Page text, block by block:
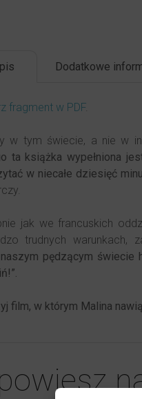
Dodatkowe
fragment w PDF.
w tym świecie, a nie w
ta książka wypełniona
w niecałe dziesięć
jak we francuskich
trudnych warunkach,
pędzącym świecie
film, w którym Malina